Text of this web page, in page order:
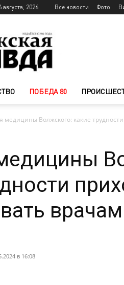
августа, 2026 Все новости Фото
ПОБЕДА 80
медицины Волжского: какие
в 16:08